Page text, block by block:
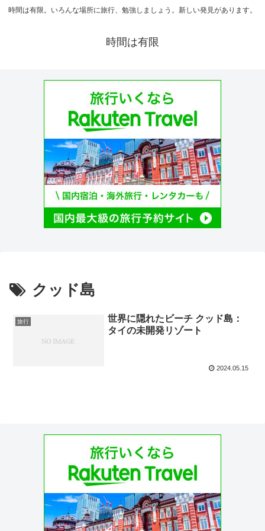
時間は有限。いろんな場所に旅行、勉強しましょう。新しい発見があります。
時間は有限
クッド島
旅行
世界に隠れたビーチ クッド島：
タイの未開発リゾート
2024.05.15